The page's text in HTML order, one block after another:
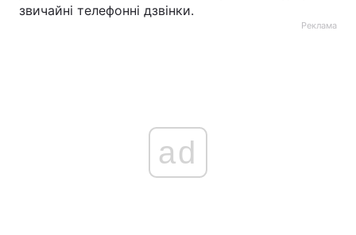
звичайні телефонні дзвінки.
Реклама
ad